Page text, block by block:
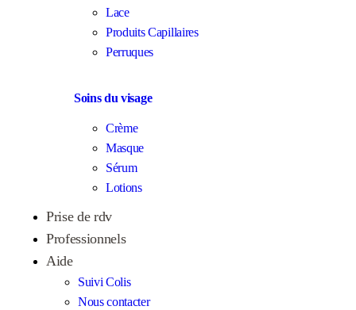
Lace
Produits Capillaires
Perruques
Soins du visage
Crème
Masque
Sérum
Lotions
Prise de rdv
Professionnels
Aide
Suivi Colis
Nous contacter